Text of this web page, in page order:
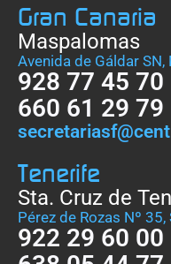
Gran Canaria
Maspalomas
Avenida de Gáldar
928 77 45 70
660 61 29 79
Tenerife
Sta. Cruz de
Pérez de Rozas Nº
922 29 60 00